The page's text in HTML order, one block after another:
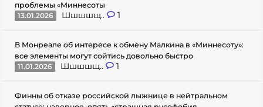
проблемы «Миннесоты
13.01.2026
Шшшшщ.. 1
В Монреале об интересе к обмену Малкина в «Миннесоту»:
все элементы могут сойтись довольно быстро
11.01.2026
Шшшшщ.. 1
Финны об отказе российской лыжнице в нейтральном